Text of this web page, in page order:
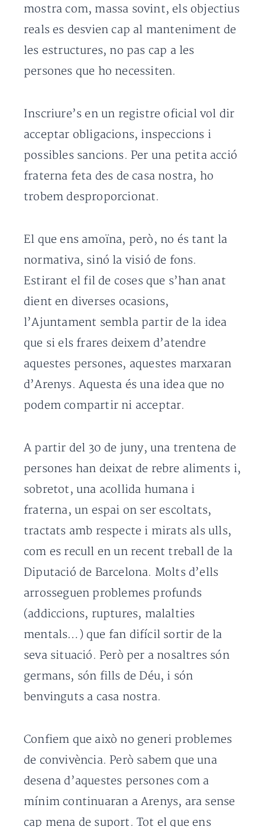
mostra com, massa sovint, els objectius
reals es desvien cap al manteniment de
les estructures, no pas cap a les
persones que ho necessiten.
Inscriure’s en un registre oficial vol dir
acceptar obligacions, inspeccions i
possibles sancions. Per una petita acció
fraterna feta des de casa nostra, ho
trobem desproporcionat.
El que ens amoïna, però, no és tant la
normativa, sinó la visió de fons.
Estirant el fil de coses que s’han anat
dient en diverses ocasions,
l’Ajuntament sembla partir de la idea
que si els frares deixem d’atendre
aquestes persones, aquestes marxaran
d’Arenys. Aquesta és una idea que no
podem compartir ni acceptar.
A partir del 30 de juny, una trentena de
persones han deixat de rebre aliments i,
sobretot, una acollida humana i
fraterna, un espai on ser escoltats,
tractats amb respecte i mirats als ulls,
com es recull en un recent treball de la
Diputació de Barcelona. Molts d’ells
arrosseguen problemes profunds
(addiccions, ruptures, malalties
mentals…) que fan difícil sortir de la
seva situació. Però per a nosaltres són
germans, són fills de Déu, i són
benvinguts a casa nostra.
Confiem que això no generi problemes
de convivència. Però sabem que una
desena d’aquestes persones com a
mínim continuaran a Arenys, ara sense
cap mena de suport. Tot el que ens